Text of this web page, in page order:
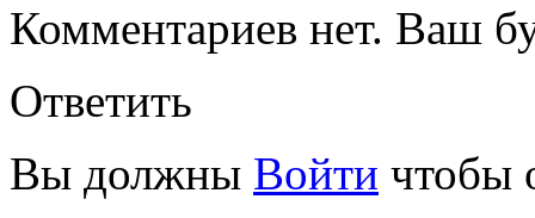
Комментариев нет. Ваш
Ответить
Вы должны Войти чтобы